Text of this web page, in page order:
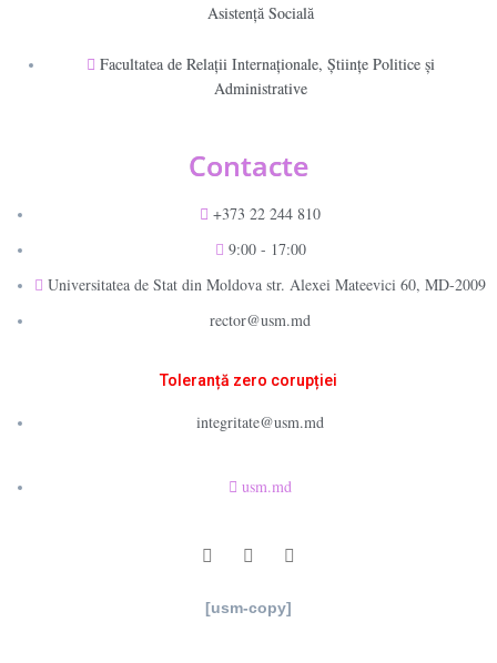
Asistență Socială
Facultatea de Relaţii Internaţionale, Ştiinţe Politice şi
Administrative
Contacte
+373 22 244 810
9:00 - 17:00
Universitatea de Stat din Moldova str. Alexei Mateevici 60, MD-2009
rector@usm.md
Toleranță zero corupției
integritate@usm.md
usm.md
[usm-copy]